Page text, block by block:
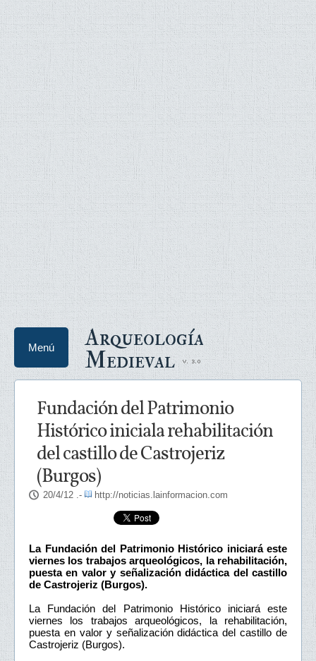
Arqueología
Medieval
Menú
Fundación del Patrimonio
Histórico iniciala rehabilitación
del castillo de Castrojeriz
(Burgos)
20/4/12 .- http://noticias.lainformacion.com
La Fundación del Patrimonio Histórico iniciará este
viernes los trabajos arqueológicos, la rehabilitación,
puesta en valor y señalización didáctica del castillo
de Castrojeriz (Burgos).
La Fundación del Patrimonio Histórico iniciará este
viernes los trabajos arqueológicos, la rehabilitación,
puesta en valor y señalización didáctica del castillo de
Castrojeriz (Burgos).